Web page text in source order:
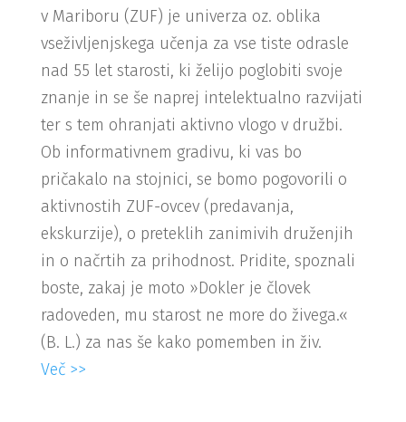
v Mariboru (ZUF) je univerza oz. oblika
vseživljenjskega učenja za vse tiste odrasle
nad 55 let starosti, ki želijo poglobiti svoje
znanje in se še naprej intelektualno razvijati
ter s tem ohranjati aktivno vlogo v družbi.
Ob informativnem gradivu, ki vas bo
pričakalo na stojnici, se bomo pogovorili o
aktivnostih ZUF-ovcev (predavanja,
ekskurzije), o preteklih zanimivih druženjih
in o načrtih za prihodnost. Pridite, spoznali
boste, zakaj je moto »Dokler je človek
radoveden, mu starost ne more do živega.«
(B. L.) za nas še kako pomemben in živ.
Več >>